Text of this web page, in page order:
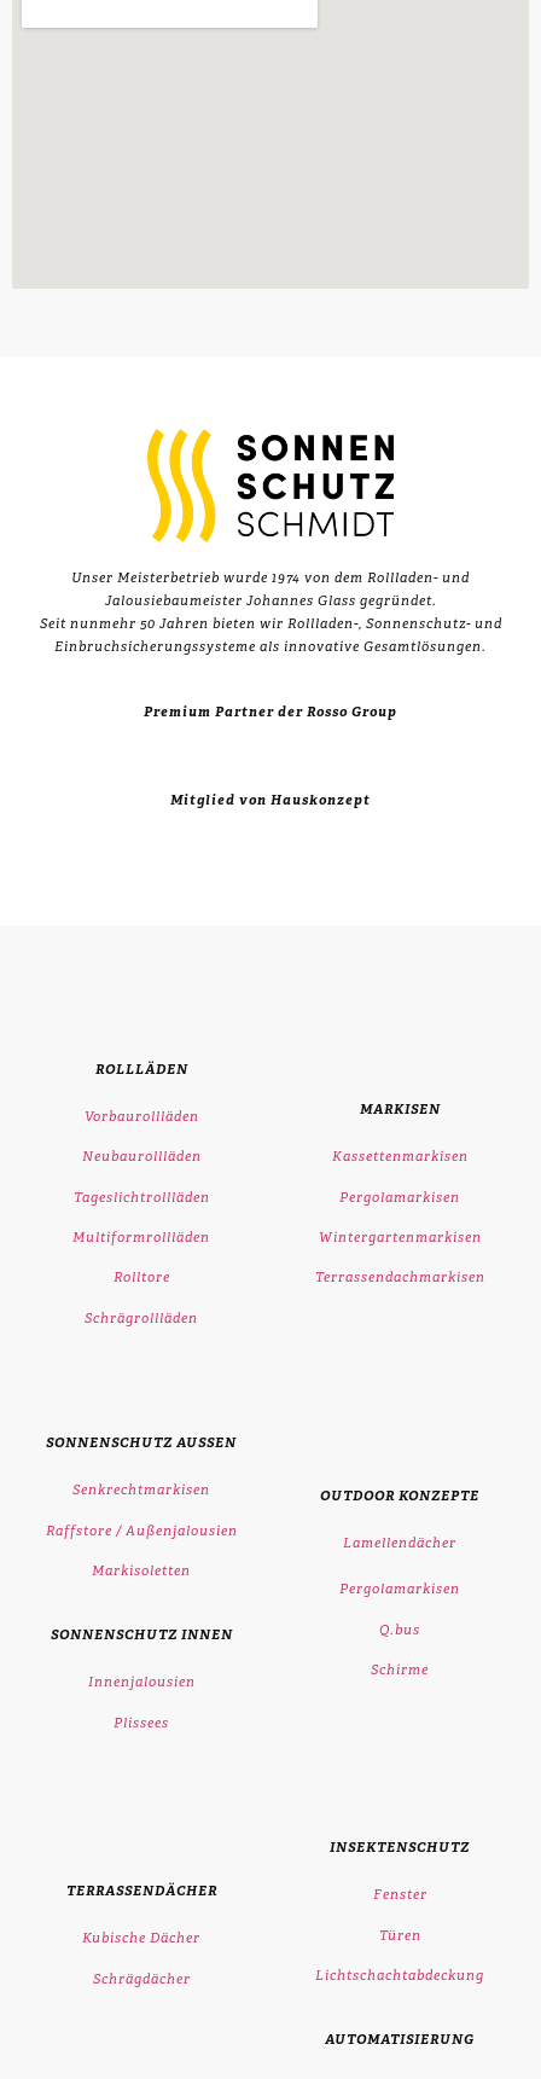
Unser Meisterbetrieb wurde 1974 von dem Rollladen- und
Jalousiebaumeister Johannes Glass gegründet.
Seit nunmehr 50 Jahren bieten wir Rollladen-, Sonnenschutz- und
Einbruchsicherungssysteme als innovative Gesamtlösungen.
Premium Partner der Rosso Group
Mitglied von Hauskonzept
ROLLLÄDEN
Vorbaurollläden
Neubaurollläden
Tageslichtrollläden
Multiformrollläden
Rolltore
Schrägrollläden
MARKISEN
Kassettenmarkisen
Pergolamarkisen
Wintergartenmarkisen
Terrassendachmarkisen
SONNENSCHUTZ AUSSEN
Senkrechtmarkisen
Raffstore / Außenjalousien
Markisoletten
SONNENSCHUTZ INNEN
Innenjalousien
Plissees
OUTDOOR KONZEPTE
Lamellendächer
Pergolamarkisen
Q.bus
Schirme
TERRASSENDÄCHER
Kubische Dächer
Schrägdächer
INSEKTENSCHUTZ
Fenster
Türen
Lichtschachtabdeckung
AUTOMATISIERUNG